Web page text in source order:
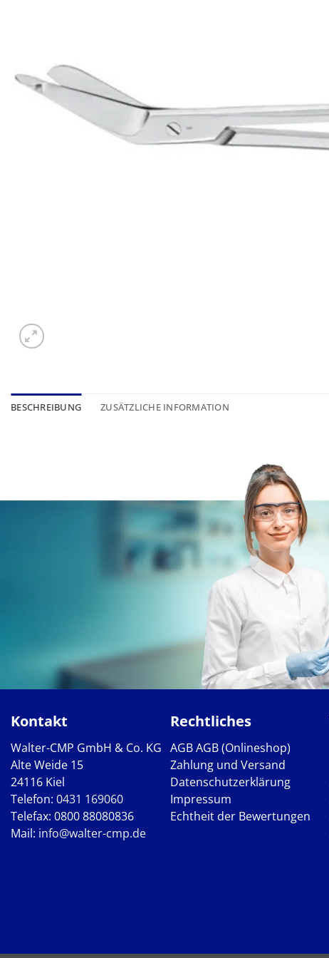
BESCHREIBUNG ZUSÄTZLICHE INFORMATION
Kontakt
Walter-CMP GmbH & Co. KG
Alte Weide 15
24116 Kiel
Telefon: 0431 169060
Telefax: 0800 88080836
Mail: info@walter-cmp.de
Rechtliches
AGBAGB (Onlineshop)
Zahlung und Versand
Datenschutzerklärung
Impressum
Echtheit der Bewertungen